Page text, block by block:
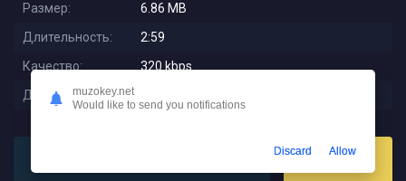
Размер:
6.86 MB
Длительность:
2:59
Качество:
320 kbps
Дата релиза:muzokey.net
Would like to send you notifications
Discard Allow